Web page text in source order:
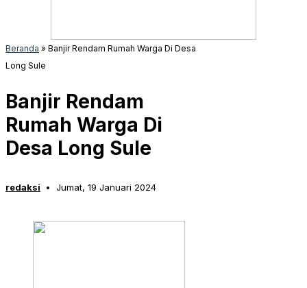
Beranda » Banjir Rendam Rumah Warga Di Desa
Long Sule
Banjir Rendam
Rumah Warga Di
Desa Long Sule
redaksi Jumat, 19 Januari 2024